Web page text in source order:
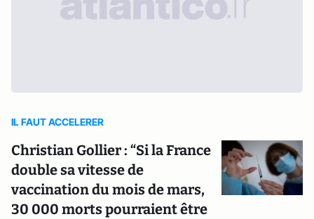
IL FAUT ACCELERER
Christian Gollier : “Si la France
double sa vitesse de
vaccination du mois de mars,
30 000 morts pourraient être